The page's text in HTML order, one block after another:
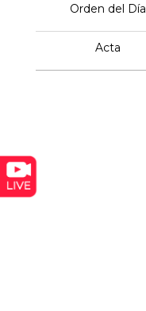
Orden del Día
Acta